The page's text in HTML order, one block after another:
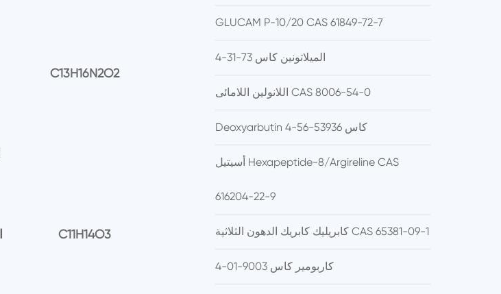
C13H16N2O2
C11H14O3
GLUCAM P-10/20 CAS 61849-72-7
الميلاتونين كاس 73-31-4
اللانولين اللامائى CAS 8006-54-0
Deoxyarbutin كاس 53936-56-4
أسيتيل Hexapeptide-8/Argireline CAS
616204-22-9
كابريليك كابريك الدهون الثلاثية CAS 65381-09-1
كاربومير كاس 9003-01-4